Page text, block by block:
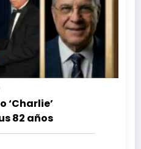
‘Charlie’
82 años